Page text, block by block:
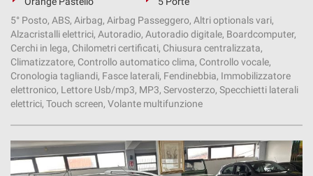
5° Posto, ABS, Airbag, Airbag Passeggero, Altri optionals vari,
Alzacristalli elettrici, Autoradio, Autoradio digitale, Boardcomputer,
Cerchi in lega, Chilometri certificati, Chiusura centralizzata,
Climatizzatore, Controllo automatico clima, Controllo vocale,
Cronologia tagliandi, Fasce laterali, Fendinebbia, Immobilizzatore
elettronico, Lettore Usb/mp3, MP3, Servosterzo, Specchietti laterali
elettrici, Touch screen, Volante multifunzione